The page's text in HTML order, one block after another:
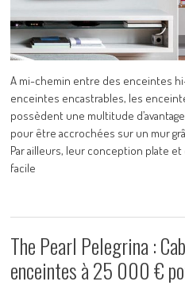
A mi-chemin entre des enceintes
enceintes encastrables, les
possèdent une multitude
pour être accrochées sur un mur
Par ailleurs, leur conception plate
facile
The Pearl Pelegrina :
enceintes à 25 000 €